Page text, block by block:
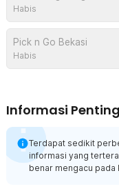
Habis
Pick n Go Bekasi
Habis
Informasi Penting
Terdapat sedikit
informasi yang
benar mengacu